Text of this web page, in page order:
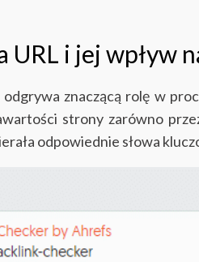
i jej wpływ
znaczącą rolę w
strony zarówno
odpowiednie słowa